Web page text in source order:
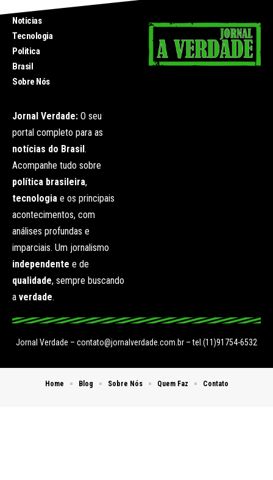
Noticias
Tecnologia
Politica
Brasil
Sobre Nós
Jornal Verdade: O seu
portal completo para as
notícias do Brasil .
Acompanhe tudo sobre
política brasileira,
tecnologia e os principais
acontecimentos, com
análises profundas e
imparciais. Um jornalismo
independente e de
qualidade, sempre buscando
a verdade.
Jornal Verdade – contato@jornalverdade.com.br – tel.(11)91754-6532
Home Blog Sobre Nós Quem Faz Contato